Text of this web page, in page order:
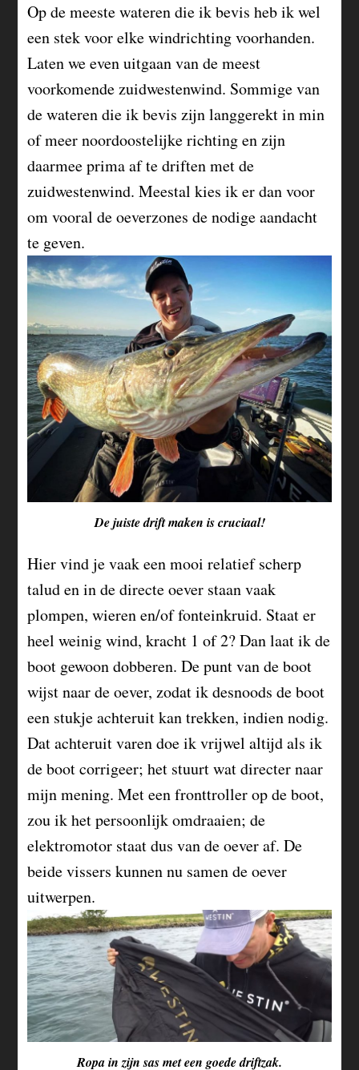
Op de meeste wateren die ik bevis heb ik wel
een stek voor elke windrichting voorhanden.
Laten we even uitgaan van de meest
voorkomende zuidwestenwind. Sommige van
de wateren die ik bevis zijn langgerekt in min
of meer noordoostelijke richting en zijn
daarmee prima af te driften met de
zuidwestenwind. Meestal kies ik er dan voor
om vooral de oeverzones de nodige aandacht
te geven.
De juiste drift maken is cruciaal!
Hier vind je vaak een mooi relatief scherp
talud en in de directe oever staan vaak
plompen, wieren en/of fonteinkruid. Staat er
heel weinig wind, kracht 1 of 2? Dan laat ik de
boot gewoon dobberen. De punt van de boot
wijst naar de oever, zodat ik desnoods de boot
een stukje achteruit kan trekken, indien nodig.
Dat achteruit varen doe ik vrijwel altijd als ik
de boot corrigeer; het stuurt wat directer naar
mijn mening. Met een fronttroller op de boot,
zou ik het persoonlijk omdraaien; de
elektromotor staat dus van de oever af. De
beide vissers kunnen nu samen de oever
uitwerpen.
Ropa in zijn sas met een goede driftzak.